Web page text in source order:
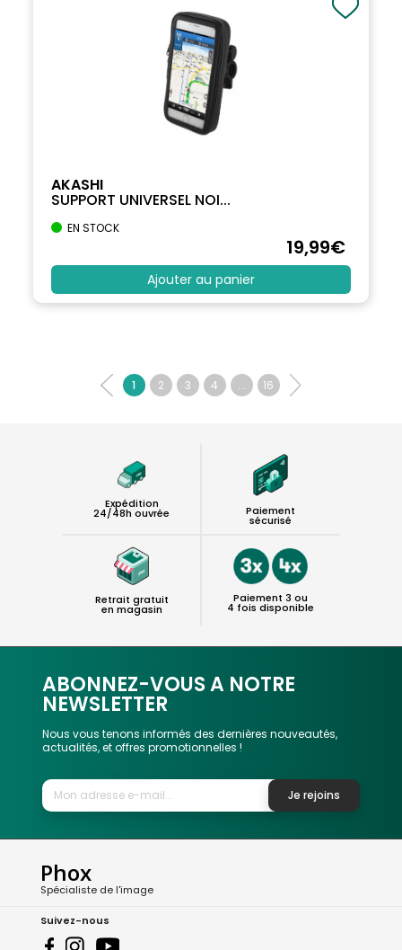
AKASHI
SUPPORT UNIVERSEL NOI...
EN STOCK
19,99€
Ajouter au panier
1 2 3 4 ... 16
Expédition
24/48h ouvrée Paiement
sécurisé
Retrait gratuit
en magasin
Paiement 3 ou
4 fois disponible
ABONNEZ-VOUS A NOTRE
NEWSLETTER
Nous vous tenons informés des dernières nouveautés,
actualités, et offres promotionnelles !
Je rejoins
Phox
Spécialiste de l'image
Suivez-nous